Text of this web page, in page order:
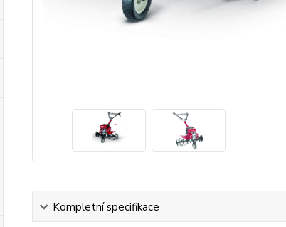
Kompletní specifikace